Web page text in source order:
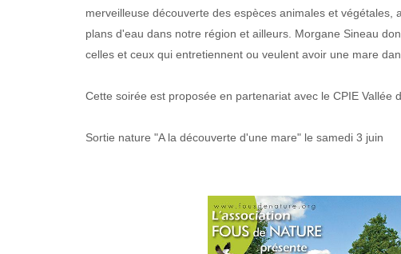
merveilleuse découverte des espèces animales et végétales,
plans d'eau dans notre région et ailleurs. Morgane Sineau
celles et ceux qui entretiennent ou veulent avoir une mare
Cette soirée est proposée en partenariat avec le CPIE Vallée
Sortie nature "A la découverte d'une mare" le samedi 3 juin